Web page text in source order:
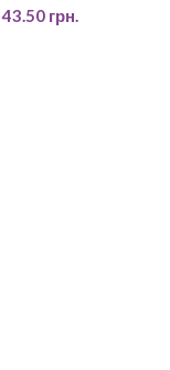
43.50 грн.